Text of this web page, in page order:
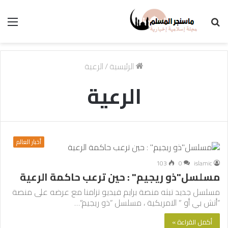
الرئيسية/الرعية
الرعية
أخبار العالم
islamic
0
103
مسلسل"ذو ريجيم" : حين ترعب حاكمة الرعية
مسلسل جديد تبثه منصة برايم فيديو تزامنا مع عرضه على منصة
“أتش بي أو ” الامريكية ، مسلسل “ذو ريجيم”…
أكمل القراءة »